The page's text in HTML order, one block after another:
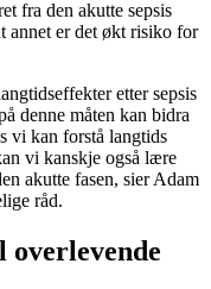
fra den akutte sepsis
annet er det økt risiko for
etter sepsis
denne måten kan bidra
vi kan forstå langtids
vi kanskje også lære
akutte fasen, sier Adam
råd.